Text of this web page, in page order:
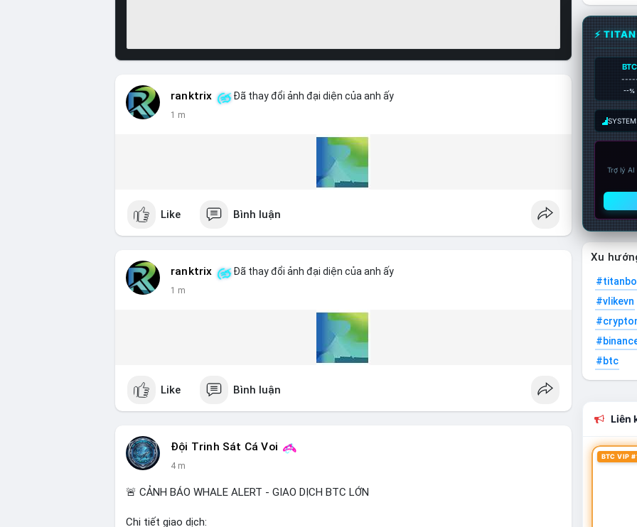
ranktrix Đã thay đổi ảnh đại diện của anh ấy
1 m
Like Bình luận
ranktrix Đã thay đổi ảnh đại diện của anh ấy
1 m
Like Bình luận
Đội Trinh Sát Cá Voi
4 m
🚨 CẢNH BÁO WHALE ALERT - GIAO DỊCH BTC LỚN
Chi tiết giao dịch:
⚡
BTC
--%
Trợ lý
Xu
#vlikevn
#btc
Liên
BTC VIP